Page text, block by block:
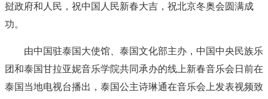
挝政府和人民，祝中国人民新春大吉，祝北京冬奥会圆满成
功。
由中国驻泰国大使馆、泰国文化部主办，中国中央民族乐
团和泰国甘拉亚妮音乐学院共同承办的线上新春音乐会日前在
泰国当地电视台播出，泰国公主诗琳通在音乐会上发表视频致